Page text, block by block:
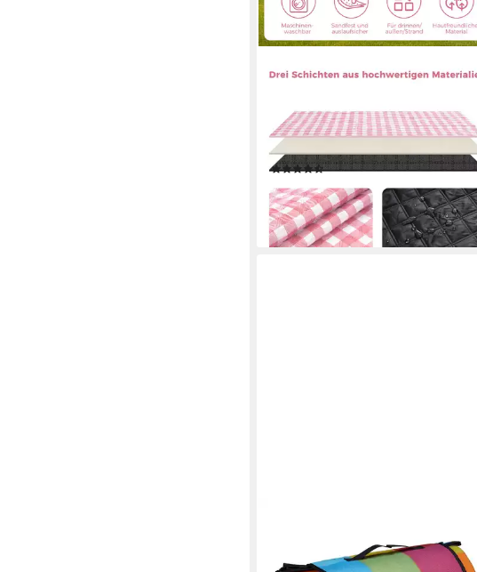
OAK&TEA
Faltbar Strandmatte Campingdecke,
Wasserdichte Picknickdecke, faltbar,
leicht, Outdoor, Strand, Camping
(17)
ab 18,89 € 27,99 €
-33%
lieferbar - in 2-3 Werktagen bei dir